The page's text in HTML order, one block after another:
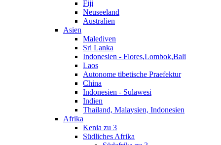
Fiji
Neuseeland
Australien
Asien
Malediven
Sri Lanka
Indonesien - Flores,Lombok,Bali
Laos
Autonome tibetische Praefektur
China
Indonesien - Sulawesi
Indien
Thailand, Malaysien, Indonesien
Afrika
Kenia zu 3
Südliches Afrika